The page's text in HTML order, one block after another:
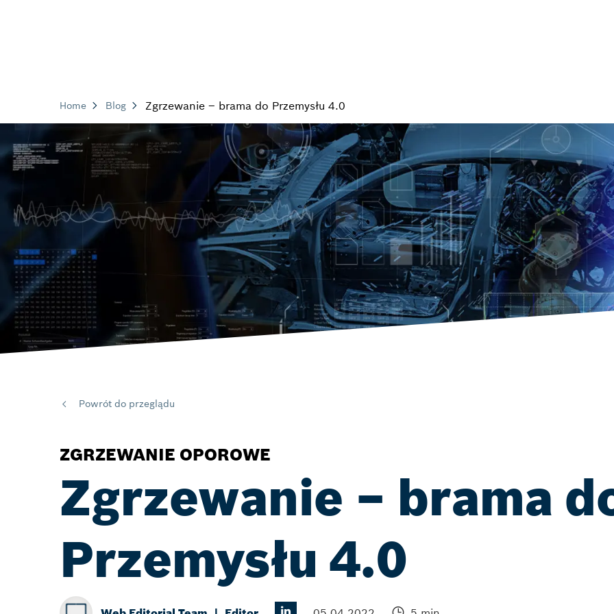
Home Blog Zgrzewanie – brama do Przemysłu 4.0
Powrót do przeglądu
ZGRZEWANIE OPOROWE
Zgrzewanie – brama
Przemysłu 4.0